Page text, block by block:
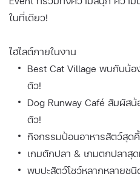
ในที่เดียว!
ไฮไลต์ภายในงาน
Best Cat Village พบกับน้
ตัว!
Dog Runway Café สัมผัส
ตัว!
กิจกรรมป้อนอาหารสัตว์สุด
เกมตักปลา & เกมตกปลา
พบปะสัตว์โชว์หลากหลายชนิ